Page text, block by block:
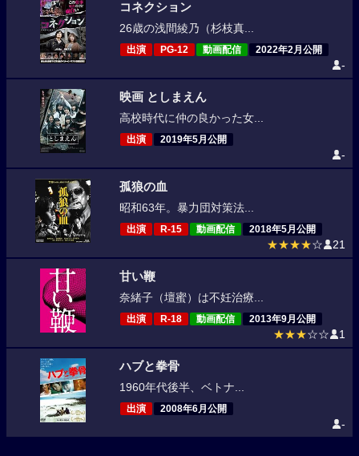
コネクション
26歳の浅間綾乃（杉枝真...
出演 PG-12 動画配信 2022年2月公開
-
映画 としまえん
高校時代に仲の良かった女...
出演 2019年5月公開
-
孤狼の血
昭和63年。暴力団対策法...
出演 R-15 動画配信 2018年5月公開
★★★★☆ 21
甘い鞭
奈緒子（壇蜜）は不妊治療...
出演 R-18 動画配信 2013年9月公開
★★★☆☆ 1
ハブと拳骨
1960年代後半、ベトナ...
出演 2008年6月公開
-